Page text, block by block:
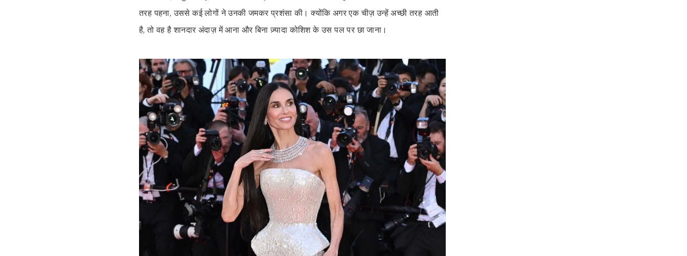
तरह पहना, उससे कई लोगों ने उनकी जमकर प्रशंसा की। क्योंकि अगर एक चीज़ उन्हें अच्छी तरह आती
है, तो वह है शानदार अंदाज़ में आना और बिना ज़्यादा कोशिश के उस पल पर छा जाना।